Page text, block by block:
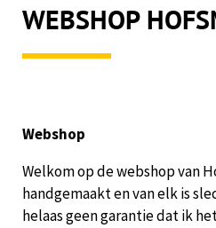
WEBSHOP
Webshop
Welkom op de webshop van
handgemaakt en van elk is
helaas geen garantie dat ik